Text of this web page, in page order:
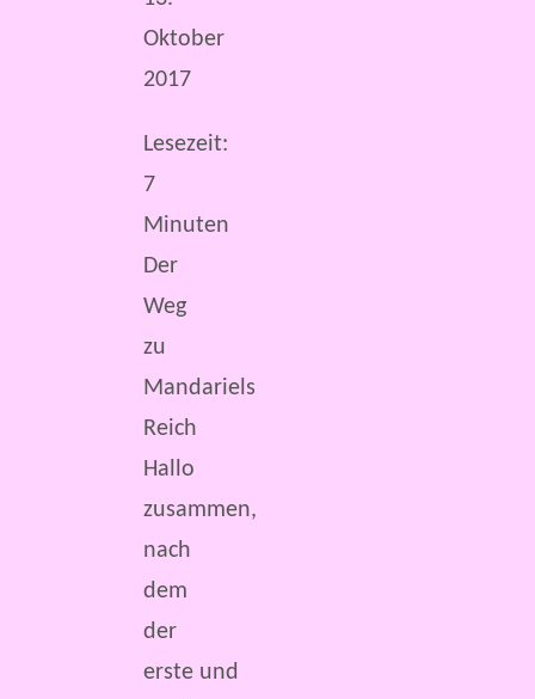
Oktober
2017
Lesezeit:
7
Minuten
Der
Weg
zu
Mandariels
Reich
Hallo
zusammen,
nach
dem
der
erste und